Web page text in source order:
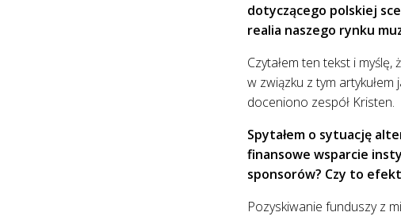
dotyczącego polskiej
realia naszego rynku
Czytałem ten tekst i
w związku z tym
doceniono zespół Kristen.
Spytałem o sytuację
finansowe wsparcie
sponsorów? Czy to
Pozyskiwanie funduszy z